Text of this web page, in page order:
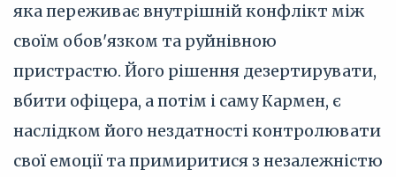
яка переживає внутрішній конфлікт між
своїм обов'язком та руйнівною
пристрастю. Його рішення дезертирувати,
вбити офіцера, а потім і саму Кармен, є
наслідком його нездатності контролювати
свої емоції та примиритися з незалежністю